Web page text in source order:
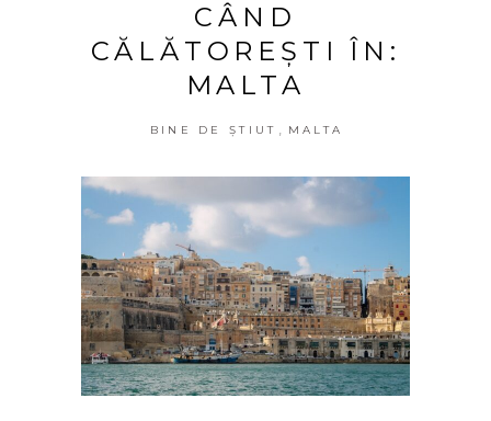
CÂND
CĂLĂTOREȘTI ÎN:
MALTA
BINE DE ȘTIUT MALTA